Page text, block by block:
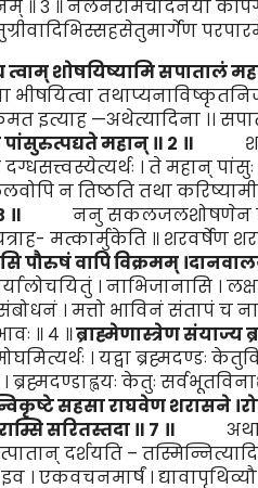
॥ ३ ॥ नलेनरामचोदनया
त्वाम् शोषयिष्यामि सपातालं
इत्याह —अथेत्यादिना ।।
पांसुरुत्पद्यते महान् ॥ २ ॥
। ते महान् पांसुः
न तिष्ठति तथा
॥ ननु सकलजलशोषणेन
मत्कार्मुकेति ॥
पौरुषंवापि विक्रमम् ।दान
। नाभिजानासि ।
। मत्तो भाविनं संतापं च
॥ ४ ॥ब्राह्मेणास्त्रेणसंयाज्य
। यद्वा ब्रह्मदण्डः
ब्रह्मदण्डाह्वयः केतुः
सहसा राघवेण शरासने ।
सरितस्तदा ॥ ७ ॥
दर्शयति –
। एकवचनमार्षं ।